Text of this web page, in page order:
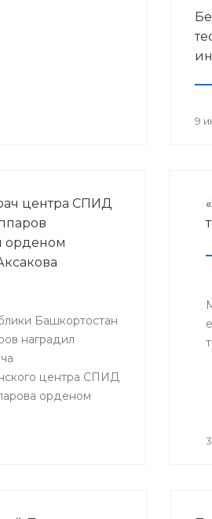
9
центра СПИД
орденом
Башкортостан
наградил
центра СПИД
орденом